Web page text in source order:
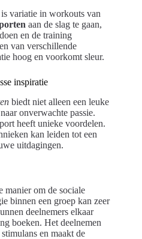
variatie in workouts van
aan de slag te gaan,
en de training
van verschillende
hoog en voorkomt sleur.
inspiratie
biedt niet alleen een leuke
onverwachte passie.
heeft unieke voordelen.
kan leiden tot een
uitdagingen.
manier om de sociale
binnen een groep kan zeer
deelnemers elkaar
boeken. Het deelnemen
en maakt de